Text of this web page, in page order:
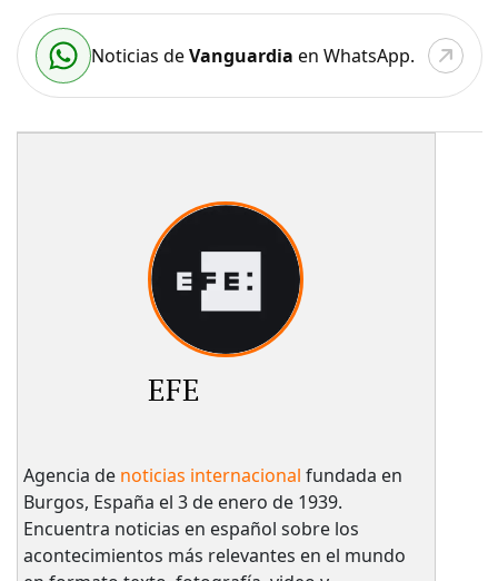
Noticias deVanguardia en WhatsApp.
EFE
Agencia de noticias internacional fundada en
Burgos, España el 3 de enero de 1939.
Encuentra noticias en español sobre los
acontecimientos más relevantes en el mundo